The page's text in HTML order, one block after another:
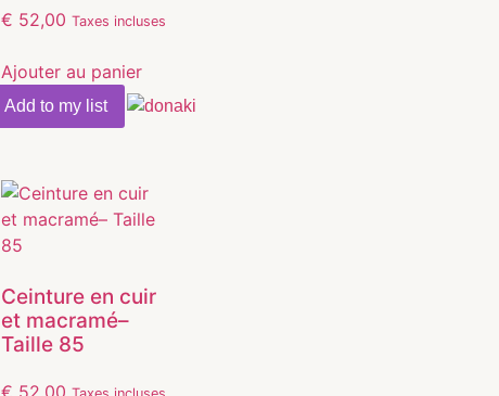
€ 52,00 Taxes incluses
Ajouter au panier
Add to my list
Ceinture en cuir
et macramé–
Taille 85
€ 52,00